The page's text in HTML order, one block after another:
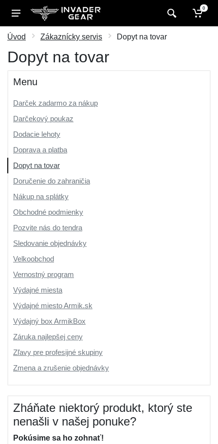
0
Úvod Zákaznícky servis Dopyt na tovar
Dopyt na tovar
Menu
Darček zadarmo za nákup
Darčekový poukaz
Dodacie lehoty
Doprava a platba
Dopyt na tovar
Doručenie do zahraničia
Nákup na splátky
Obchodné podmienky
Pozvite nás do tendra
Sledovanie objednávky
Velkoobchod
Vernostný program
Výdajné miesta
Výdajné miesto Armik.sk
Výdajný box ArmikBox
Záruka najlepšej ceny
Zľavy pre profesijné skupiny
Zmena a zrušenie objednávky
Zháňate niektorý produkt, ktorý ste
nenašli v našej ponuke?
Pokúsime sa ho zohnať!